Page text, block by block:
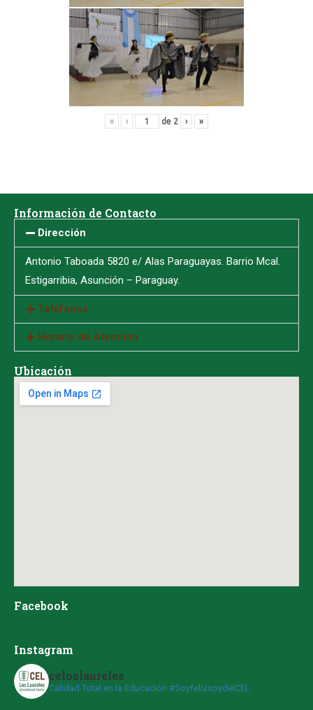
« ‹ de 2 › »
Información de Contacto
Dirección
Antonio Taboada 5820 e/ Alas Paraguayas. Barrio Mcal.
Estigarribia, Asunción – Paraguay.
Teléfonos
Horario de Atención
Ubicación
Facebook
Instagram
celoslaureles
Calidad Total en la Educación #SoyfelizsoydelCEL